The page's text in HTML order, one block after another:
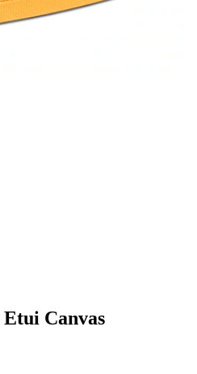
Etui Canvas